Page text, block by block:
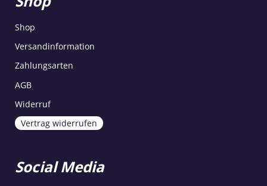
Shop
Versandinformation
Zahlungsarten
AGB
Widerruf
Vertrag widerrufen
Social Media